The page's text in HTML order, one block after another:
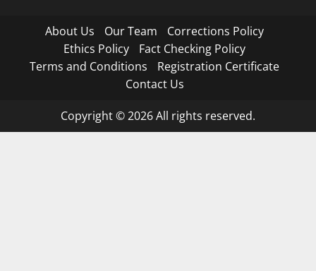
About Us Our Team
Corrections Policy
Ethics Policy
Fact Checking Policy
Terms and Conditions
Registration Certificate
Contact Us
Copyright © 2026 All rights reserved.